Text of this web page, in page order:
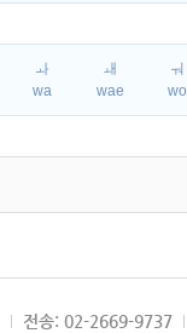
ㅘ
wa
ㅙ
wae
ㅝ
wo
전송: 02-2669-9737